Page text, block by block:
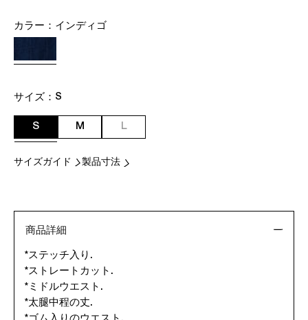
カラー： インディゴ
サイズ： S
S M L
サイズガイド 製品寸法
商品詳細
*ステッチ入り.
*ストレートカット.
*ミドルウエスト.
*太腿中程の丈.